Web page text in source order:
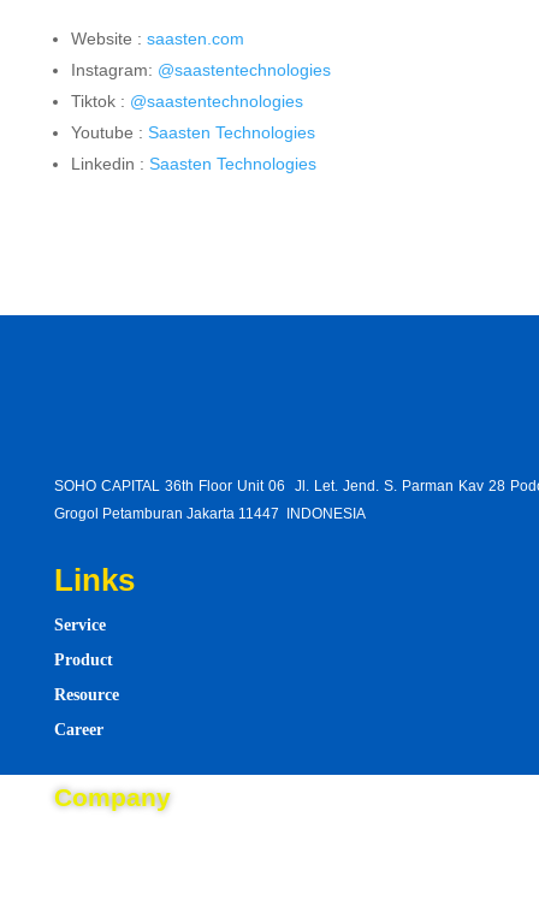
Website : saasten.com
Instagram: @saastentechnologies
Tiktok : @saastentechnologies
Youtube : Saasten Technologies
Linkedin : Saasten Technologies
SOHO CAPITAL 36th Floor Unit 06 Jl. Let. Jend. S. Parman Kav 28
Grogol Petamburan Jakarta 11447 INDONESIA
Links
Service
Product
Resource
Career
Company
case-gitlow-v-new-york-gitlow-arguedthat-first-amendment
following-best-describes-sequence-events-following